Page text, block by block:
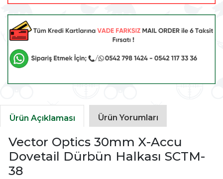
Ürün Açıklaması Ürün Yorumları
Vector Optics 30mm X-Accu
Dovetail Dürbün Halkası SCTM-
38